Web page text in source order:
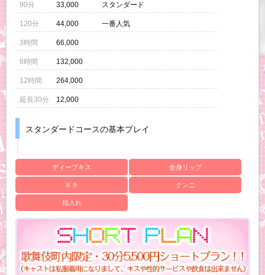
90分 33,000 スタンダード
120分 44,000 一番人気
3時間 66,000
6時間 132,000
12時間 264,000
延長30分 12,000
スタンダードコースの基本プレイ
ディープキス 全身リップ
６９ クンニ
指入れ